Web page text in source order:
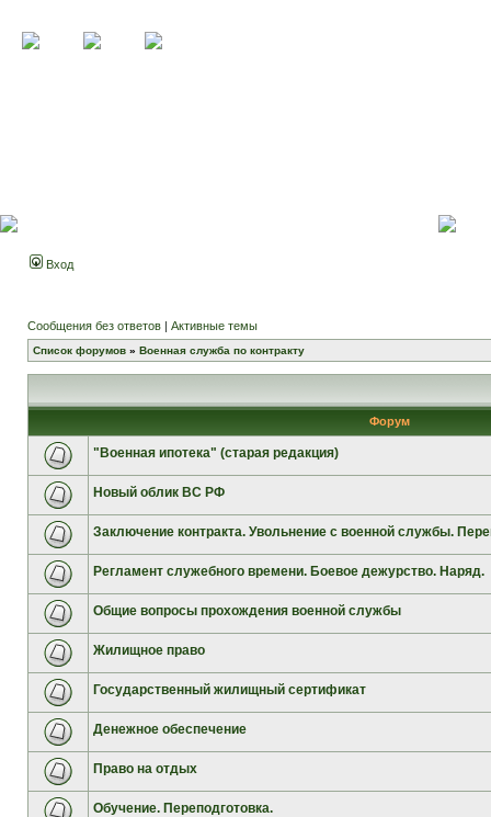
Вход
Сообщения без ответов | Активные темы
Список форумов » Военная служба по контракту
Форум
"Военная ипотека" (старая редакция)
Новый облик ВС РФ
Заключение контракта. Увольнение с военной службы.
Регламент служебного времени. Боевое дежурство. Наряд.
Общие вопросы прохождения военной службы
Жилищное право
Государственный жилищный сертификат
Денежное обеспечение
Право на отдых
Обучение. Переподготовка.